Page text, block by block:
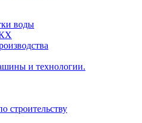
воды
и технологии.
строительству